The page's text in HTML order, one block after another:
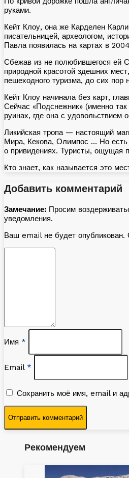
руками.
Кейт Клоу, она же Карделен
писательницей, археологом,
Павла появилась на картах в
Сбежав из не полюбившегося ей
природной красотой здешних
пешеходного туризма, до сих пор
Кейт Клоу начинала без карт,
Сейчас «Подснежник» (именно
руинах, где она с удовольствием
Ликийская тропа — настоящий
Мира, Кекова, Олимпос … Но есть
о привидениях. Туристы, ощущая
Кто знает, как называется это
Добавить комментарий
Замечание: Просим
уведомления.
Ваш email не будет
Имя *
Email *
Сохранить моё имя, email и
Рекомендуем